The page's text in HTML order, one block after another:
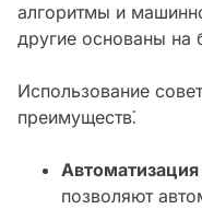
алгоритмы и
другие основаны на
Использование
преимуществ⁚
Автоматизация
позволяют